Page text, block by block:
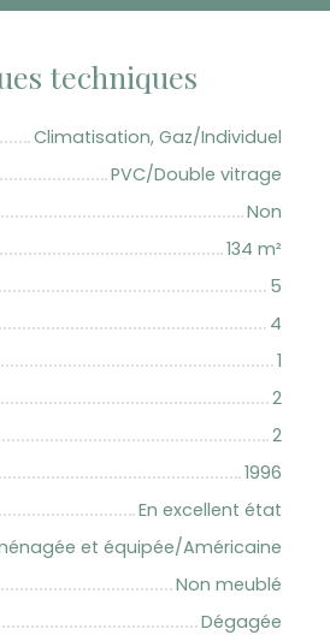
techniques
Climatisation, Gaz/Individuel
PVC/Double vitrage
Non
134 m²
5
4
1
2
2
1996
En excellent état
et équipée/Américaine
Non meublé
Dégagée